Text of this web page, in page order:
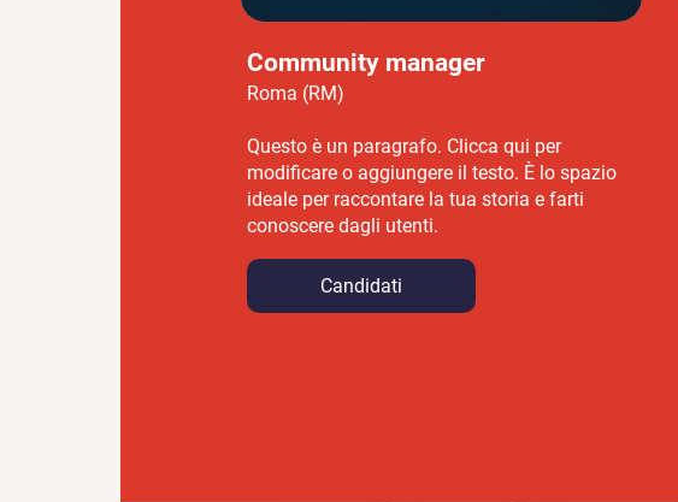
Community manager
Roma (RM)
Questo è un paragrafo. Clicca qui per
modificare o aggiungere il testo. È lo spazio
ideale per raccontare la tua storia e farti
conoscere dagli utenti.
Candidati